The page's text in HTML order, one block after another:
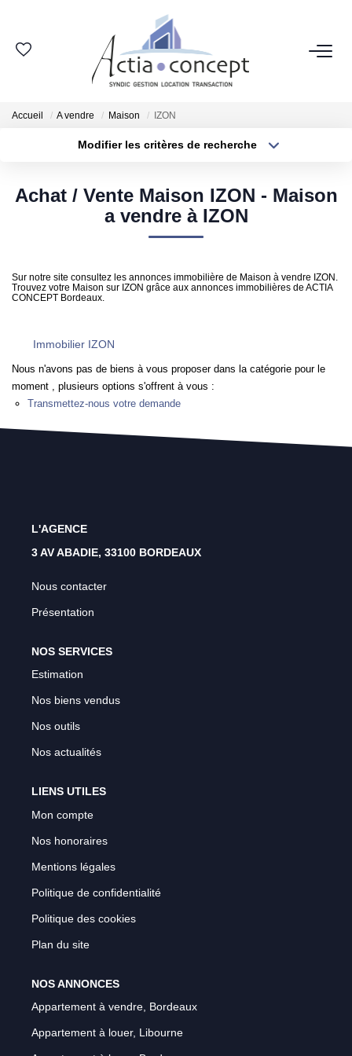
Notre Équipe
Nos Actualités
Nos Avis Clients
Rénovation Énergétique
Syndic
Transaction
ESPACE CLIENT
Accueil A vendre Maison IZON
Modifier les critères de recherche
Type de bien
Surface min
Créer une alerte
Achat / Vente Maison IZON - Maison
a vendre à IZON
Sur notre site consultez les annonces immobilière de Maison à vendre IZON.
Trouvez votre Maison sur IZON grâce aux annonces immobilières de ACTIA
CONCEPT Bordeaux.
Immobilier IZON
Nous n'avons pas de biens à vous proposer dans la catégorie pour le
moment , plusieurs options s'offrent à vous :
Transmettez-nous votre demande
L'AGENCE
3 AV ABADIE, 33100 BORDEAUX
Nous contacter
Présentation
NOS SERVICES
Estimation
Nos biens vendus
Nos outils
Nos actualités
LIENS UTILES
Mon compte
Nos honoraires
Mentions légales
Politique de confidentialité
Politique des cookies
Plan du site
NOS ANNONCES
Appartement à vendre, Bordeaux
Appartement à louer, Libourne